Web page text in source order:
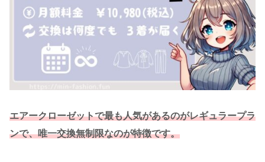
エアークローゼットで最も人気があるのがレギュラープラ
ンで、唯一交換無制限なのが特徴です。